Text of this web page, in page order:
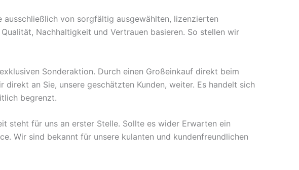
ausschließlich von sorgfältig ausgewählten, lizenzierten
Nachhaltigkeit und Vertrauen basieren. So stellen wir
Sonderaktion. Durch einen Großeinkauf direkt beim
an Sie, unsere geschätzten Kunden, weiter. Es handelt sich
begrenzt.
steht für uns an erster Stelle. Sollte es wider Erwarten ein
Wir sind bekannt für unsere kulanten und kundenfreundlichen